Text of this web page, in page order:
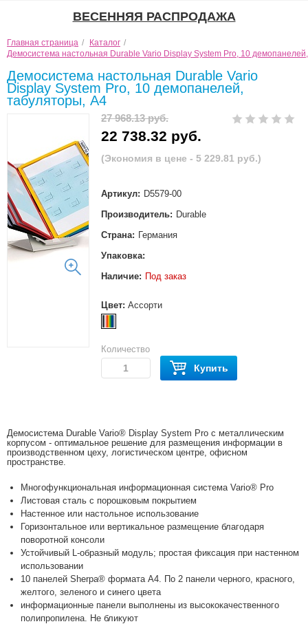
ВЕСЕННЯЯ РАСПРОДАЖА
Главная страница / Каталог /
Демосистема настольная Durable Vario Display System Pro, 10
Демосистема настольная Durable Vario
Display System Pro, 10 демопанелей,
табуляторы, А4
27 968.13 руб.
22 738.32 руб.
(Экономия в цене - 5 229.81 руб.)
Артикул: D5579-00
Производитель: Durable
Страна: Германия
Упаковка:
Наличие: Под заказ
Цвет: Ассорти
Количество
Купить
Демосистема Durable Vario® Display System Pro с металлическим
корпусом - оптимальное решение для размещения информации в
производственном цеху, логистическом центре, офисном
пространстве.
Многофункциональная информационная система Vario® Pro
Листовая сталь с порошковым покрытием
Настенное или настольное использование
Горизонтальное или вертикальное размещение благодаря
поворотной консоли
Устойчивый L-образный модуль; простая фиксация при настенном
использовании
10 панелей Sherpa® формата А4. По 2 панели черного, красного,
желтого, зеленого и синего цвета
информационные панели выполнены из высококачественного
полипропилена. Не бликуют